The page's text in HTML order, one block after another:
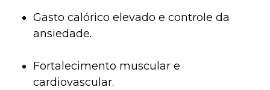
Gasto calórico elevado e controle da
ansiedade.
Fortalecimento muscular e
cardiovascular.